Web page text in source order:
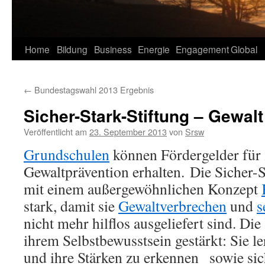
Home Bildung Business Energie EngagementGlobal
← Bundestagswahl 2013 Ergebnis
Sicher-Stark-Stiftung – Gewalt
Veröffentlicht am 23. September 2013 von Srsw
Grundschulenkönnen Fördergelder
Gewaltprävention erhalten. Die Sicher-
mit einem außergewöhnlichen Konzept
stark, damit sieGewaltverbrechenund
nicht mehr hilflos ausgeliefert sind.
ihrem Selbstbewusstsein gestärkt: Sie
und ihre Stärken zu erkennen sowie